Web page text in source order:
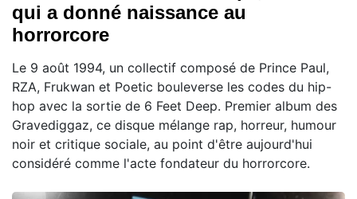
qui a donné naissance au
horrorcore
Le 9 août 1994, un collectif composé de Prince Paul,
RZA, Frukwan et Poetic bouleverse les codes du hip-
hop avec la sortie de 6 Feet Deep. Premier album des
Gravediggaz, ce disque mélange rap, horreur, humour
noir et critique sociale, au point d'être aujourd'hui
considéré comme l'acte fondateur du horrorcore.